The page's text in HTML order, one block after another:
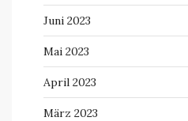
Juni 2023
Mai 2023
April 2023
März 2023